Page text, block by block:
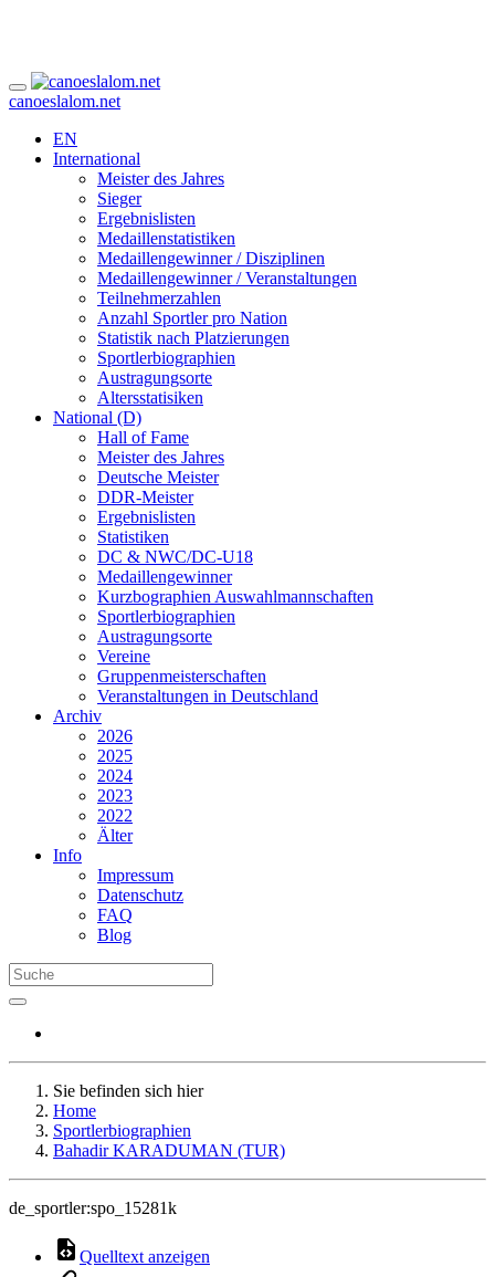
canoeslalom.net
EN
International
Meister des Jahres
Sieger
Ergebnislisten
Medaillenstatistiken
Medaillengewinner / Disziplinen
Medaillengewinner / Veranstaltungen
Teilnehmerzahlen
Anzahl Sportler pro Nation
Statistik nach Platzierungen
Sportlerbiographien
Austragungsorte
Altersstatisiken
National (D)
Hall of Fame
Meister des Jahres
Deutsche Meister
DDR-Meister
Ergebnislisten
Statistiken
DC & NWC/DC-U18
Medaillengewinner
Kurzbographien Auswahlmannschaften
Sportlerbiographien
Austragungsorte
Vereine
Gruppenmeisterschaften
Veranstaltungen in Deutschland
Archiv
2026
2025
2024
2023
2022
Älter
Info
Impressum
Datenschutz
FAQ
Blog
Sie befinden sich hier
Home
Sportlerbiographien
Bahadir KARADUMAN (TUR)
de_sportler:spo_15281k
Quelltext anzeigen